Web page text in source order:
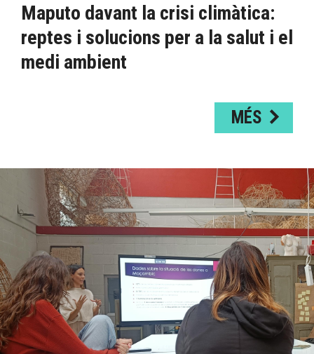
Maputo davant la crisi climàtica:
reptes i solucions per a la salut i el
medi ambient
MÉS